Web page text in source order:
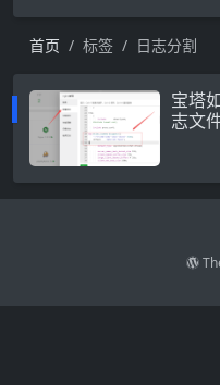
首页 标签 日志分割
宝塔
志文